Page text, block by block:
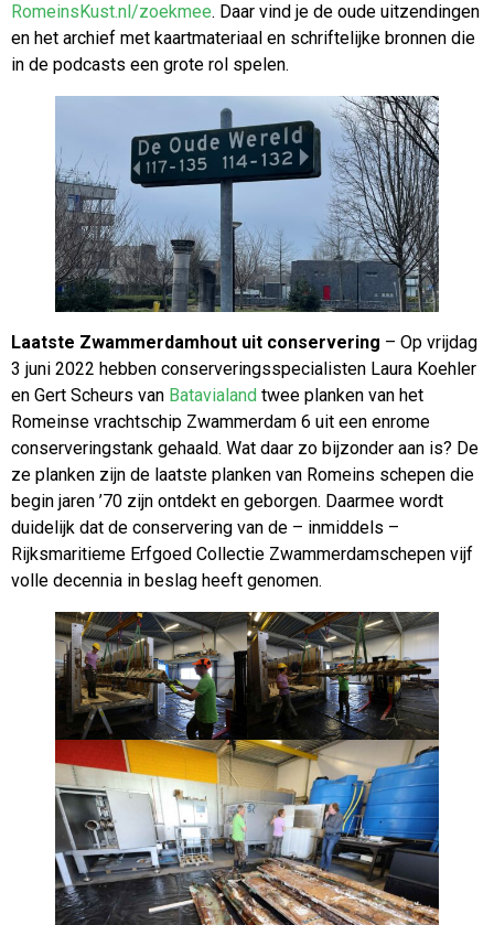
RomeinsKust.nl/zoekmee. Daar vind je de oude uitzendingen
en het archief met kaartmateriaal en schriftelijke bronnen die
in de podcasts een grote rol spelen.
Laatste Zwammerdamhout uit conservering – Op vrijdag
3 juni 2022 hebben conserveringsspecialisten Laura Koehler
en Gert Scheurs van Batavialand twee planken van het
Romeinse vrachtschip Zwammerdam 6 uit een enrome
conserveringstank gehaald. Wat daar zo bijzonder aan is? De
ze planken zijn de laatste planken van Romeins schepen die
begin jaren ’70 zijn ontdekt en geborgen. Daarmee wordt
duidelijk dat de conservering van de – inmiddels –
Rijksmaritieme Erfgoed Collectie Zwammerdamschepen vijf
volle decennia in beslag heeft genomen.